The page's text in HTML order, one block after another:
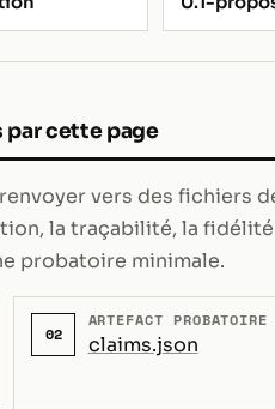
cette page
vers des fichiers
la traçabilité, la
probatoire minimale.
02
ARTEFACT PROBATOIRE
claims.json